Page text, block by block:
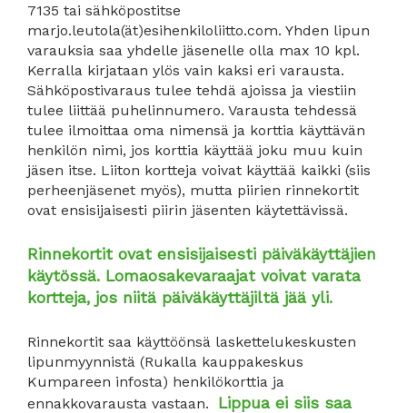
7135 tai sähköpostitse
marjo.leutola(ät)esihenkiloliitto.com. Yhden lipun
varauksia saa yhdelle jäsenelle olla max 10 kpl.
Kerralla kirjataan ylös vain kaksi eri varausta.
Sähköpostivaraus tulee tehdä ajoissa ja viestiin
tulee liittää puhelinnumero. Varausta tehdessä
tulee ilmoittaa oma nimensä ja korttia käyttävän
henkilön nimi, jos korttia käyttää joku muu kuin
jäsen itse. Liiton kortteja voivat käyttää kaikki (siis
perheenjäsenet myös), mutta piirien rinnekortit
ovat ensisijaisesti piirin jäsenten käytettävissä.
Rinnekortit ovat ensisijaisesti päiväkäyttäjien
käytössä. Lomaosakevaraajat voivat varata
kortteja, jos niitä päiväkäyttäjiltä jää yli.
Rinnekortit saa käyttöönsä laskettelukeskusten
lipunmyynnistä (Rukalla kauppakeskus
Kumpareen infosta) henkilökorttia ja
ennakkovarausta vastaan. Lippua ei siis saa